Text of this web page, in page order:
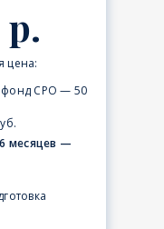
цена:
фонд СРО — 50
месяцев —